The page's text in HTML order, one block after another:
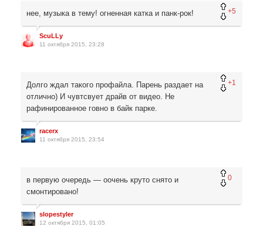
+5
нее, музыка в тему! огненная катка и панк-рок!
ScuLLy
11 октября 2015, 23:28
+1
Долго ждал такого профайла. Парень раздает на
отлично) И чувтсвует драйв от видео. Не
рафинированное говно в байк парке.
racerx
11 октября 2015, 23:54
0
в первую очередь — оочень круто снято и
смонтировано!
slopestyler
12 октября 2015, 01:05